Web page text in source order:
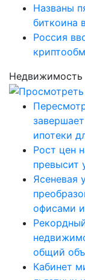
Названы
биткоина
Россия
Недвижимость
ипотеки
Рост цен
превысит
Ясеневая
офисами
общий
Кабинет